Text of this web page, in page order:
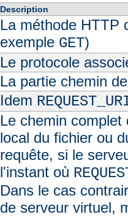
Description
La méthode HTTP
exemple GET)
Le protocole
La partie chemin
Idem
Le chemin
local du fichier ou
requête, si le
l'instant où
Dans le cas
de serveur virtuel,